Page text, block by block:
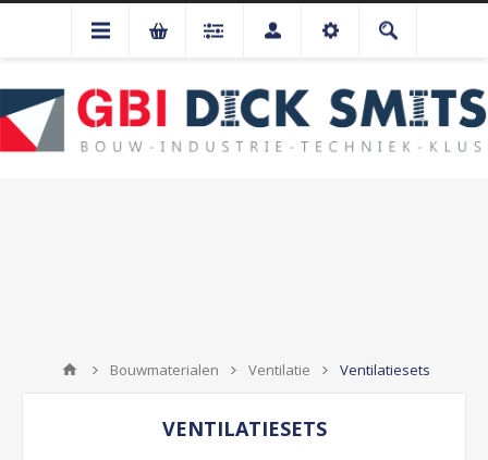
Bouwmaterialen Ventilatie Ventilatiesets
VENTILATIESETS